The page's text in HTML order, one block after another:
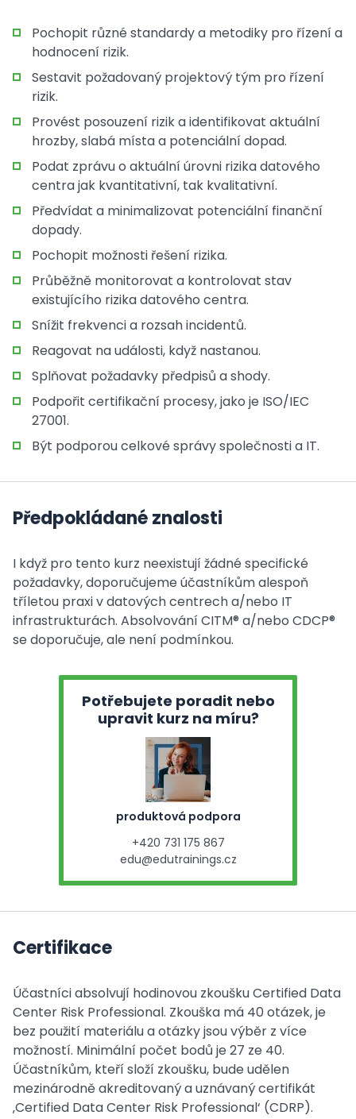
Pochopit různé standardy a metodiky pro řízení a
hodnocení rizik.
Sestavit požadovaný projektový tým pro řízení
rizik.
Provést posouzení rizik a identifikovat aktuální
hrozby, slabá místa a potenciální dopad.
Podat zprávu o aktuální úrovni rizika datového
centra jak kvantitativní, tak kvalitativní.
Předvídat a minimalizovat potenciální finanční
dopady.
Pochopit možnosti řešení rizika.
Průběžně monitorovat a kontrolovat stav
existujícího rizika datového centra.
Snížit frekvenci a rozsah incidentů.
Reagovat na události, když nastanou.
Splňovat požadavky předpisů a shody.
Podpořit certifikační procesy, jako je ISO/IEC
27001.
Být podporou celkové správy společnosti a IT.
Předpokládané znalosti
I když pro tento kurz neexistují žádné specifické
požadavky, doporučujeme účastníkům alespoň
tříletou praxi v datových centrech a/nebo IT
infrastrukturách. Absolvování CITM® a/nebo CDCP®
se doporučuje, ale není podmínkou.
Potřebujete poradit nebo
upravit kurz na míru?
produktová podpora
+420 731 175 867
edu@edutrainings.cz
Certifikace
Účastníci absolvují hodinovou zkoušku Certified Data
Center Risk Professional. Zkouška má 40 otázek, je
bez použití materiálu a otázky jsou výběr z více
možností. Minimální počet bodů je 27 ze 40.
Účastníkům, kteří složí zkoušku, bude udělen
mezinárodně akreditovaný a uznávaný certifikát
‚Certified Data Center Risk Professional‘ (CDRP).